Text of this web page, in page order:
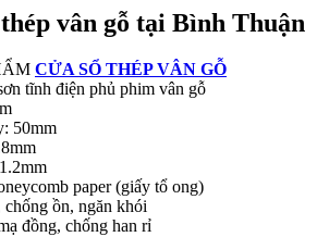
vân gỗ tại Bình Thuận​
CỬA SỔ THÉP VÂN GỖ
tĩnh điện phủ phim vân gỗ
50mm
paper (giấy tổ ong)
ồn, ngăn khói
đồng, chống han rỉ